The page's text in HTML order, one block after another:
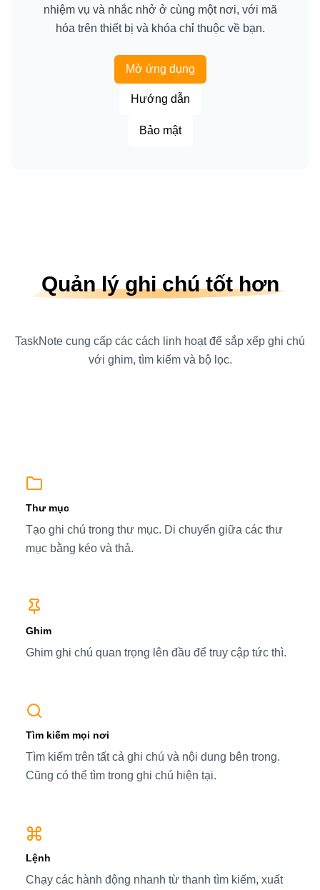
nhiệm vụ và nhắc nhở ở cùng một nơi, với mã
hóa trên thiết bị và khóa chỉ thuộc về bạn.
Mở ứng dụng
Hướng dẫn
Bảo mật
Quản lý ghi chú tốt hơn
TaskNote cung cấp các cách linh hoạt để sắp xếp ghi chú
với ghim, tìm kiếm và bộ lọc.
Thư mục
Tạo ghi chú trong thư mục. Di chuyển giữa các thư
mục bằng kéo và thả.
Ghim
Ghim ghi chú quan trọng lên đầu để truy cập tức thì.
Tìm kiếm mọi nơi
Tìm kiếm trên tất cả ghi chú và nội dung bên trong.
Cũng có thể tìm trong ghi chú hiện tại.
Lệnh
Chạy các hành động nhanh từ thanh tìm kiếm, xuất